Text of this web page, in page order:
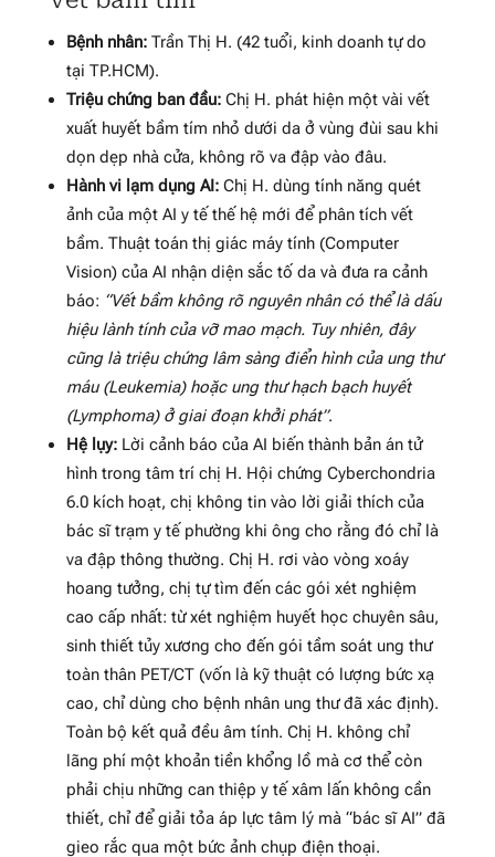
Bệnh nhân:Trần Thị H. (42 tuổi, kinh doanh tự do
tại TP.HCM).
Triệu chứng ban đầu:Chị H. phát hiện một vài vết
xuất huyết bầm tím nhỏ dưới da ở vùng đùi sau khi
dọn dẹp nhà cửa, không rõ va đập vào đâu.
Hành vi lạm dụng AI:Chị H. dùng tính năng quét
ảnh của một AI y tế thế hệ mới để phân tích vết
bầm. Thuật toán thị giác máy tính (Computer
Vision) của AI nhận diện sắc tố da và đưa ra cảnh
báo: “Vết bầm không rõ nguyên nhân có thể là dấu
hiệu lành tính của vỡ mao mạch. Tuy nhiên, đây
cũng là triệu chứng lâm sàng điển hình của ung thư
máu (Leukemia) hoặc ung thư hạch bạch huyết
(Lymphoma) ở giai đoạn khởi phát”.
Hệ lụy:Lời cảnh báo của AI biến thành bản án tử
hình trong tâm trí chị H. Hội chứng Cyberchondria
6.0 kích hoạt, chị không tin vào lời giải thích của
bác sĩ trạm y tế phường khi ông cho rằng đó chỉ là
va đập thông thường. Chị H. rơi vào vòng xoáy
hoang tưởng, chị tự tìm đến các gói xét nghiệm
cao cấp nhất: từ xét nghiệm huyết học chuyên sâu,
sinh thiết tủy xương cho đến gói tầm soát ung thư
toàn thân PET/CT (vốn là kỹ thuật có lượng bức xạ
cao, chỉ dùng cho bệnh nhân ung thư đã xác định).
Toàn bộ kết quả đều âm tính. Chị H. không chỉ
lãng phí một khoản tiền khổng lồ mà cơ thể còn
phải chịu những can thiệp y tế xâm lấn không cần
thiết, chỉ để giải tỏa áp lực tâm lý mà “bác sĩ AI” đã
gieo rắc qua một bức ảnh chụp điện thoại.